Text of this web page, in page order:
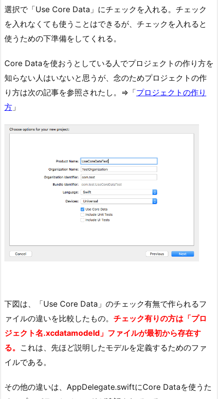
選択で「Use Core Data」にチェックを入れる。チェック
を入れなくても使うことはできるが、チェックを入れると
使うための下準備をしてくれる。
Core Dataを使おうとしている人でプロジェクトの作り方を
知らない人はいないと思うが、念のためプロジェクトの作
り方は次の記事を参照されたし。⇒「プロジェクトの作り
方 」
下図は、「Use Core Data」のチェック有無で作られるフ
ァイルの違いを比較したもの。 チェック有りの方は「プロ
ジェクト名.xcdatamodeld」ファイルが最初から存在す
る。 これは、先ほど説明したモデルを定義するためのファ
イルである。
その他の違いは、AppDelegate.swiftにCore Dataを使うた